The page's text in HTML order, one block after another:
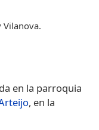
Vilanova.
en la parroquia
, en la